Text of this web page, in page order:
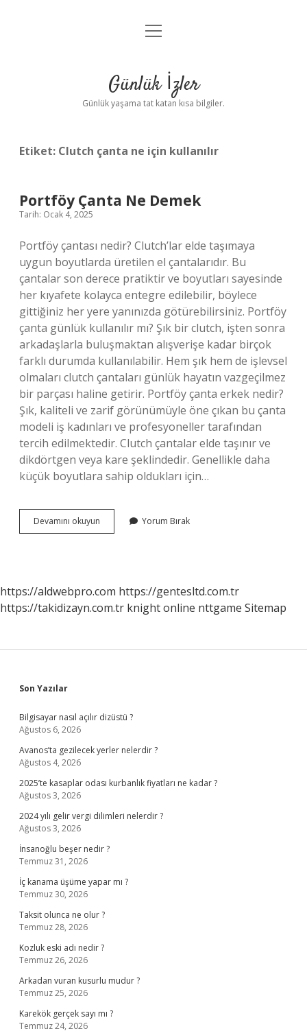
Anasayfa
Yasal Uyarı
menüyü
Günlük İzler
Günlük yaşama tat katan kısa bilgiler.
Etiket: Clutch çanta ne için kullanılır
Portföy Çanta Ne Demek
Tarih: Ocak 4, 2025
Portföy çantası nedir? Clutch’lar elde taşımaya
uygun boyutlarda üretilen el çantalarıdır. Bu
çantalar son derece pratiktir ve boyutları sayesinde
her kıyafete kolayca entegre edilebilir, böylece
gittiğiniz her yere yanınızda götürebilirsiniz. Portföy
çanta günlük kullanılır mı? Şık bir clutch, işten sonra
arkadaşlarla buluşmaktan alışverişe kadar birçok
farklı durumda kullanılabilir. Hem şık hem de işlevsel
olmaları clutch çantaları günlük hayatın vazgeçilmez
bir parçası haline getirir. Portföy çanta erkek nedir?
Şık, kaliteli ve zarif görünümüyle öne çıkan bu çanta
modeli iş kadınları ve profesyoneller tarafından
tercih edilmektedir. Clutch çantalar elde taşınır ve
dikdörtgen veya kare şeklindedir. Genellikle daha
küçük boyutlara sahip oldukları için…
Devamını okuyun
Çanta
Yorum Bırak
https://aldwebpro.com https://gentesltd.com.tr
https://takidizayn.com.tr knight online nttgame Sitemap
Sidebar
Son Yazılar
Bilgisayar nasıl açılır dizüstü ?
Ağustos 6, 2026
Avanos’ta gezilecek yerler nelerdir ?
Ağustos 4, 2026
2025’te kasaplar odası kurbanlık fiyatları ne kadar ?
Ağustos 3, 2026
2024 yılı gelir vergi dilimleri nelerdir ?
Ağustos 3, 2026
İnsanoğlu beşer nedir ?
Temmuz 31, 2026
İç kanama üşüme yapar mı ?
Temmuz 30, 2026
Taksit olunca ne olur ?
Temmuz 28, 2026
Kozluk eski adı nedir ?
Temmuz 26, 2026
Arkadan vuran kusurlu mudur ?
Temmuz 25, 2026
Karekök gerçek sayı mı ?
Temmuz 24, 2026